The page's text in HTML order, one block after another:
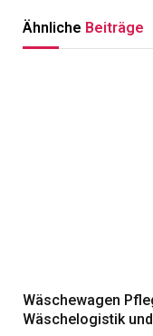
Ähnliche Beiträge
Wäschewagen
Wäschelogistik